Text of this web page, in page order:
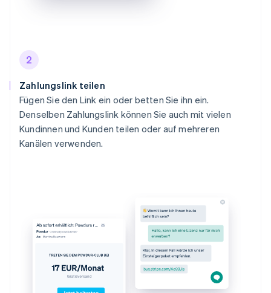
2
Zahlungslink teilen
Fügen Sie den Link ein oder betten Sie ihn ein.
Denselben Zahlungslink können Sie auch mit vielen
Kundinnen und Kunden teilen oder auf mehreren
Kanälen verwenden.